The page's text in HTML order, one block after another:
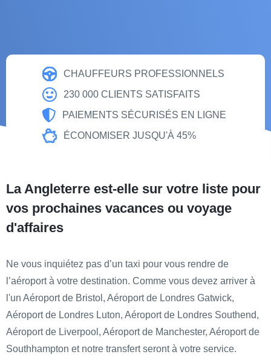
CHAUFFEURS PROFESSIONNELS
230 000 CLIENTS SATISFAITS
PAIEMENTS SÉCURISÉS EN LIGNE
ÉCONOMISER JUSQU'À 45%
La Angleterre est-elle sur votre liste pour
vos prochaines vacances ou voyage
d'affaires
Ne vous inquiétez pas d’un taxi pour vous rendre de
l’aéroport à votre destination. Comme vous devez arriver à
l'un Aéroport de Bristol, Aéroport de Londres Gatwick,
Aéroport de Londres Luton, Aéroport de Londres Southend,
Aéroport de Liverpool, Aéroport de Manchester, Aéroport de
Southhampton et notre transfert seront à votre service.